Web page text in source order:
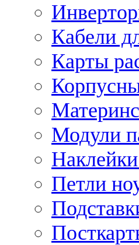
Кабели
Карты
Модули
Петли